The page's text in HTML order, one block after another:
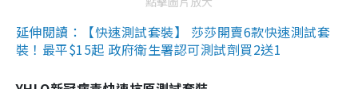
延伸閱讀：【快速測試套裝】 莎莎開賣6款快速測試套
裝！最平$15起 政府衛生署認可測試劑買2送1